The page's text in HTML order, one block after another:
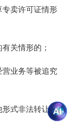
专卖许可证情形
关情形的；
营业务等被追究
形式非法转让烟